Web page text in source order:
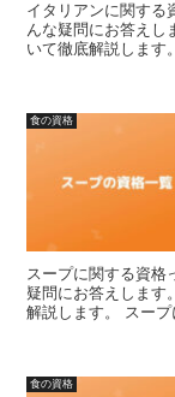
イタリアンに関する
んな疑問にお答えし
いて徹底解説します
食の資格
スープに関する資格
疑問にお答えします
解説します。 スー
食の資格